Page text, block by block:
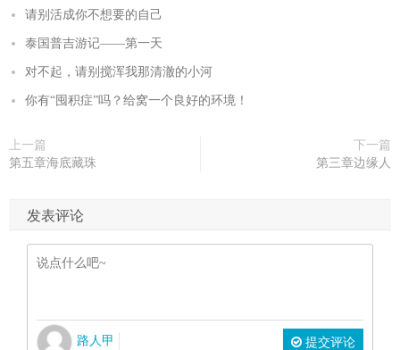
请别活成你不想要的自己
泰国普吉游记——第一天
对不起，请别搅浑我那清澈的小河
你有“囤积症”吗？给窝一个良好的环境！
上一篇
第五章海底藏珠
下一篇
第三章边缘人
发表评论
路人甲 提交评论